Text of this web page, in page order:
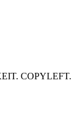
COPYLEFT.